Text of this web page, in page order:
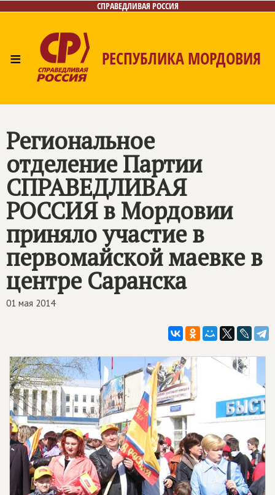
СПРАВЕДЛИВАЯ РОССИЯ
≡ РЕСПУБЛИКА МОРДОВИЯ
Региональное
отделение Партии
СПРАВЕДЛИВАЯ
РОССИЯв Мордовии
приняло участие в
первомайской маевке в
центре Саранска
01 мая 2014